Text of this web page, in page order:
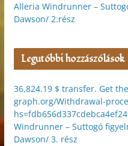
Alleria Windrunner –
Dawson/ 2.rész
Legutóbbi hozzászólások
36,824.19 $ transfer. Get
graph.org/Withdrawal-
Windrunner – Suttogó
Dawson/ 3. rész